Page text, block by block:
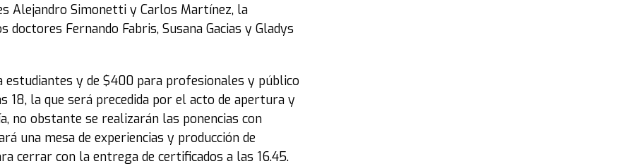
Alejandro Simonetti y Carlos Martínez, la
Fernando Fabris, Susana Gacias y Gladys
y de $400 para profesionales y público
18, la que será precedida por el acto de apertura y
no obstante se realizarán las ponencias con
una mesa de experiencias y producción de
cerrar con la entrega de certificados a las 16.45.